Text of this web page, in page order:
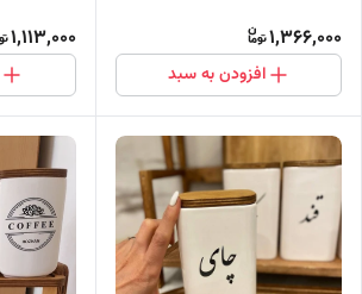
1,366,000
افزودن به سبد
1,113,000